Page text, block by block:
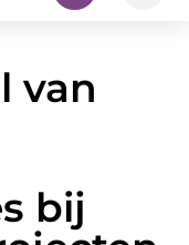
van
bij